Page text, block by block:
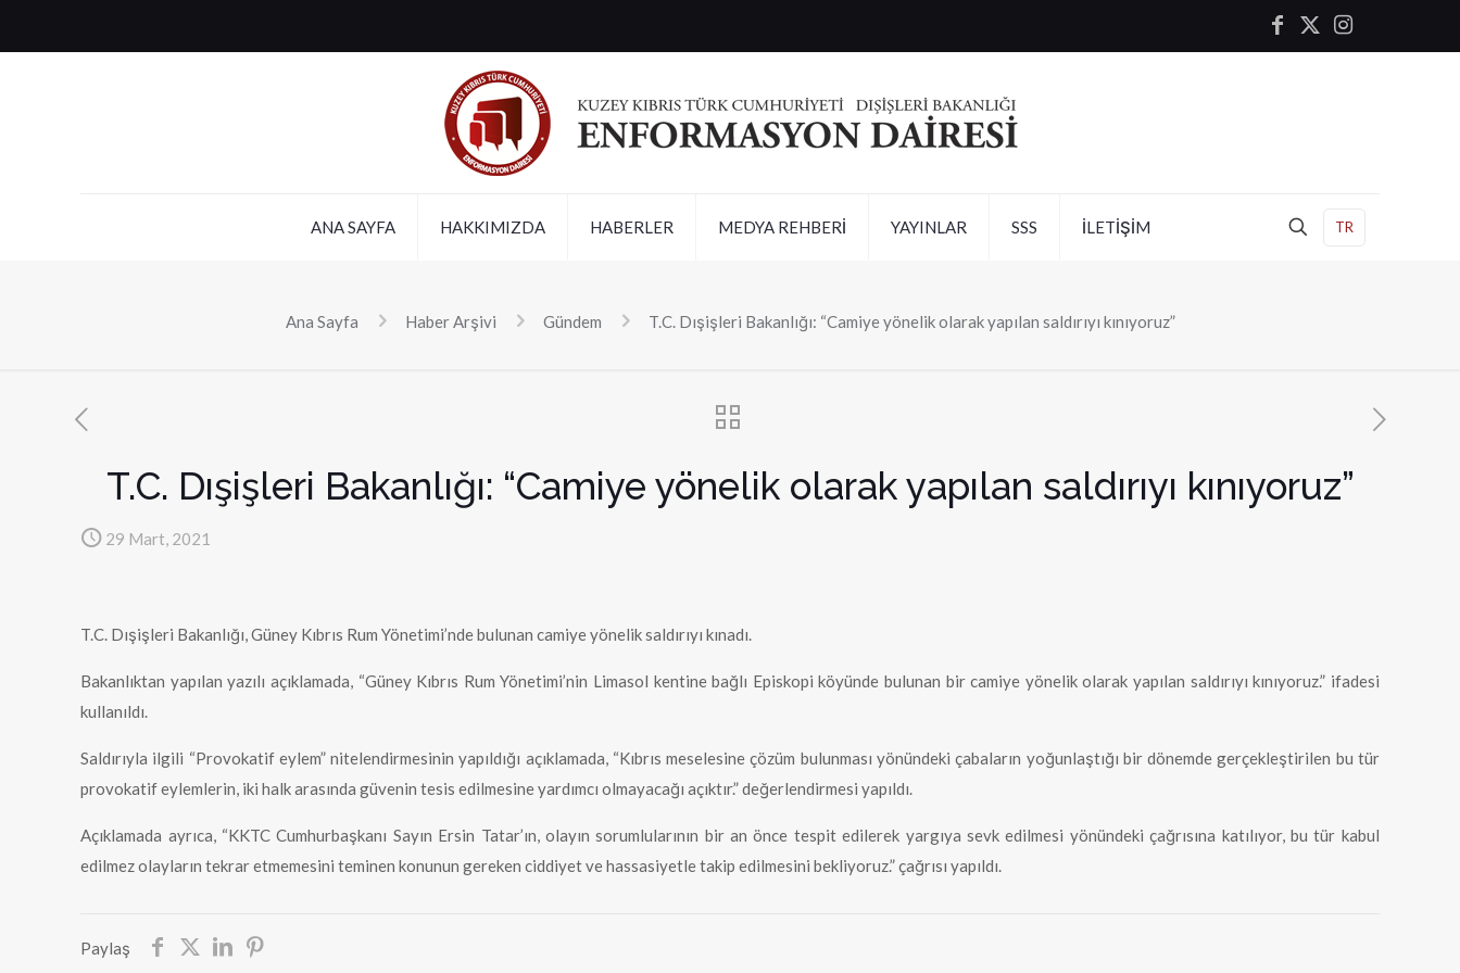
ANA SAYFA HAKKIMIZDA HABERLER MEDYA REHBERİ YAYINLAR SSS İLETİŞİM TR
Ana Sayfa Haber Arşivi Gündem T.C. Dışişleri Bakanlığı: “Camiye yönelik olarak yapılan saldırıyı kınıyoruz”
T.C. Dışişleri Bakanlığı: “Camiye yönelik olarak yapılan saldırıyı kınıyoruz”
29 Mart, 2021
T.C. Dışişleri Bakanlığı, Güney Kıbrıs Rum Yönetimi’nde bulunan camiye yönelik saldırıyı kınadı.
Bakanlıktan yapılan yazılı açıklamada, “Güney Kıbrıs Rum Yönetimi’nin Limasol kentine bağlı Episkopi köyünde bulunan bir camiye yönelik olarak yapılan saldırıyı kınıyoruz.” ifadesi
kullanıldı.
Saldırıyla ilgili “Provokatif eylem” nitelendirmesinin yapıldığı açıklamada, “Kıbrıs meselesine çözüm bulunması yönündeki çabaların yoğunlaştığı bir dönemde gerçekleştirilen bu tür
provokatif eylemlerin, iki halk arasında güvenin tesis edilmesine yardımcı olmayacağı açıktır.” değerlendirmesi yapıldı.
Açıklamada ayrıca, “KKTC Cumhurbaşkanı Sayın Ersin Tatar’ın, olayın sorumlularının bir an önce tespit edilerek yargıya sevk edilmesi yönündeki çağrısına katılıyor, bu tür kabul
edilmez olayların tekrar etmemesini teminen konunun gereken ciddiyet ve hassasiyetle takip edilmesini bekliyoruz.” çağrısı yapıldı.
Paylaş